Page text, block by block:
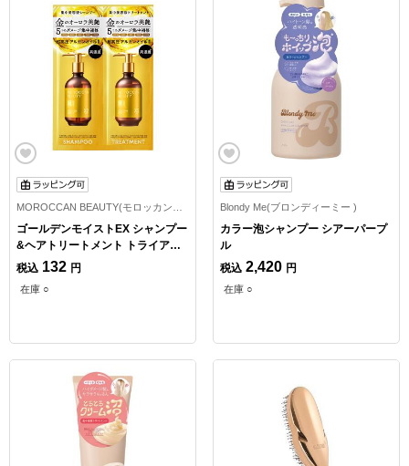
ゴールデンモイストEX シャンプー
&ヘアトリートメント トライアル
1回分
税込 132 円
在庫 ○
Blondy Me(ブロンディーミー )
カラー泡シャンプー シアーパープ
ル
税込 2,420 円
在庫 ○